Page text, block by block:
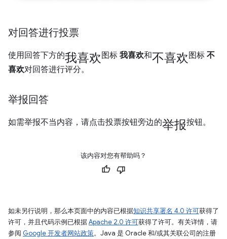
对回答进行投票
使用回答下方的我喜欢 图标 我喜欢和不喜欢 图标 不
喜欢对回答进行评分。
举报回答
如需举报不当内容，请点击投票按钮旁边的举报按钮。
该内容对您有帮助吗？
如未另行说明，那么本页面中的内容已根据知识共享署名 4.0 许可获得了
许可，并且代码示例已根据Apache 2.0 许可获得了许可。有关详情，请
参阅 Google 开发者网站政策。Java 是 Oracle 和/或其关联公司的注册